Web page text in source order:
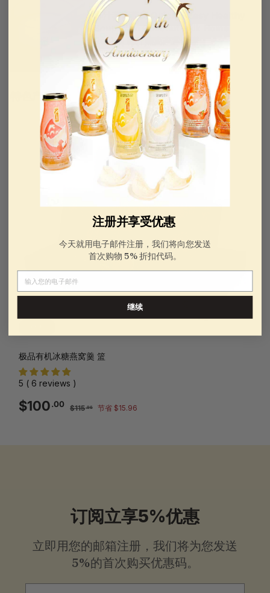
椰汁燕窩燕窝 Quick & Easy Healthy
Soup With Coconut Milk Home
Recipe 椰汁燕窩家常食譜
2024 年 1 月 8 日 金燕窩
特色产品
极品有机冰糖燕窝羹 篮
5 ( 6 reviews )
销
售
$100.00 $100.00
常
$115.96$115.96
节省 $15.96
订阅立享5%优惠
立即用您的邮箱注册，我们将为您发送
5%的首次购买优惠码。
注册并享受优惠
今天就用电子邮件注册，我们将向您发送
首次购物 5% 折扣代码。
继续